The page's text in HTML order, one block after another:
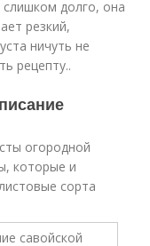
слишком долго, она
резкий,
ничуть не
рецепту..
огородной
которые и
сорта